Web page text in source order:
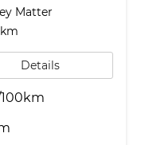
Matter
Details
100km